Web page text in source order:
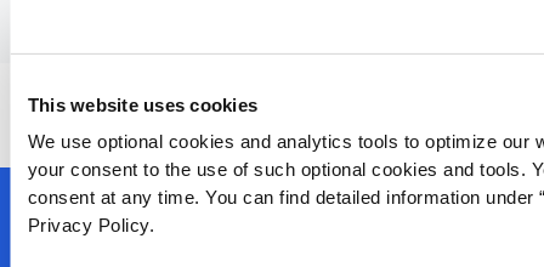
This website uses cookies
We use optional cookies and analytics tools to optimize our
your consent to the use of such optional cookies and tools.
consent at any time. You can find detailed information under
Privacy Policy.
Guías de Investigation